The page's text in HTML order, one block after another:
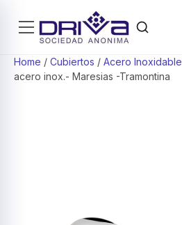
Home / Cubiertos / Acero Inoxidable
acero inox.- Maresias -Tramontina